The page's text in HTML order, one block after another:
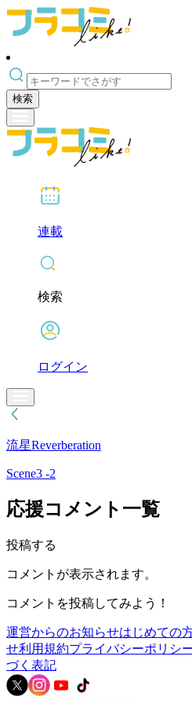
検索
連載
検索
ログイン
流星Reverberation
Scene3 -2
応援コメント一覧
投稿する
コメントが表示されます。
コメントを投稿してみよう！
運営からのお知らせはじめての
せ利用規約プライバシーポリシ
づく表記